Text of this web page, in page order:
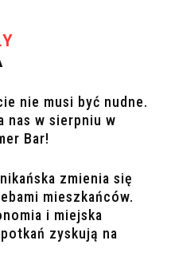
nie musi być nudne.
nas w sierpniu w
Bar!
zmienia się
mieszkańców.
i miejska
zyskują na